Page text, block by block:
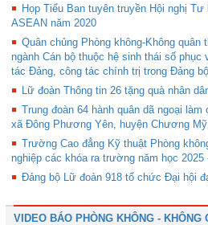
Họp Tiểu Ban tuyên truyền Hội nghị
ASEAN năm 2020
Quân chủng Phòng không-Không quân
ngành Cán bộ thuộc hệ sinh thái số phục
tác Đảng, công tác chính trị trong Đảng
Lữ đoàn Thông tin 26 tặng quà nhân
Trung đoàn 64 hành quân dã ngoại
xã Đông Phương Yên, huyện Chương
Trường Cao đẳng Kỹ thuật Phòng
nghiệp các khóa ra trường năm học 2025
Đảng bộ Lữ đoàn 918 tổ chức Đại hội
VIDEO BÁO PHÒNG KHÔNG - KHÔNG